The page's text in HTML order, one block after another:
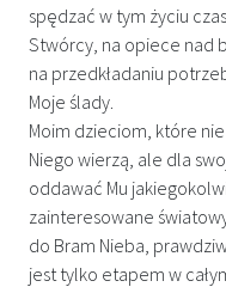
spędzać w tym życiu
Stwórcy, na opiece nad
na przedkładaniu
Moje ślady.
Moim dzieciom, które
Niego wierzą, ale dla
oddawać Mu
zainteresowane
do Bram Nieba,
jest tylko etapem w